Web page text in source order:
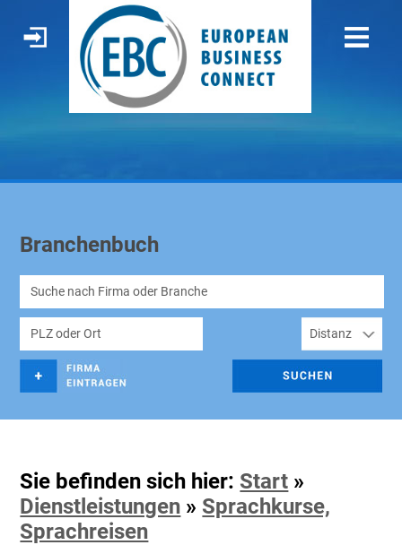
Branchenbuch
Sie befinden sich hier: Start »
Dienstleistungen » Sprachkurse,
Sprachreisen